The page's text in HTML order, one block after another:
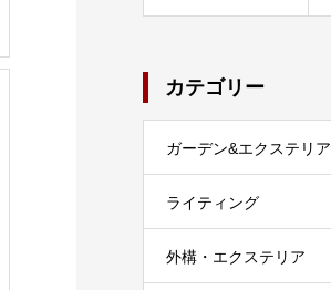
カテゴリー
ガーデン&エクステリア
ライティング
外構・エクステリア